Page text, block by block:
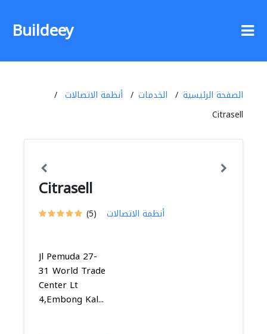
Buildeey
الصفحة الرئيسية الخدمات
أنظمة الاتصالات
Citrasell
Citrasell
(5) أنظمة الاتصالات
Jl Pemuda 27-
31 World Trade
Center Lt
4,Embong Kal...